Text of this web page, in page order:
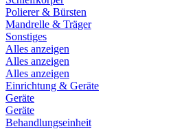
Polierer & Bürsten
Mandrelle & Träger
Sonstiges
Alles anzeigen
Alles anzeigen
Alles anzeigen
Einrichtung & Geräte
Geräte
Geräte
Behandlungseinheit